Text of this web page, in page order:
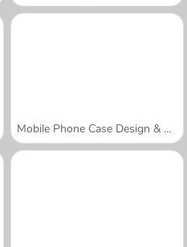
Mobile Phone Case Design & DIY